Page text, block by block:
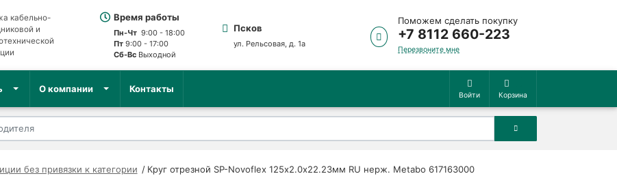
кабельно-
и
Время работы
Пн-Чт9:00 - 18:00
Пт9:00 - 17:00
Сб-ВсВыходной
Псков
ул. Рельсовая, д. 1а
Поможем сделать покупку
+7 8112 660-223
Перезвоните мне
О компании Контакты
Войти Корзина
без привязки к категории Круг отрезной SP-Novoflex 125х2.0х22.23мм RU нерж. Metabo 617163000